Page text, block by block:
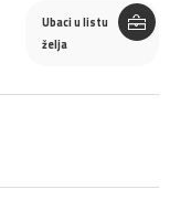
Ubaci u listu
želja